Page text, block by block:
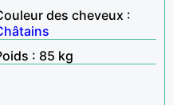
des cheveux :
: 85 kg